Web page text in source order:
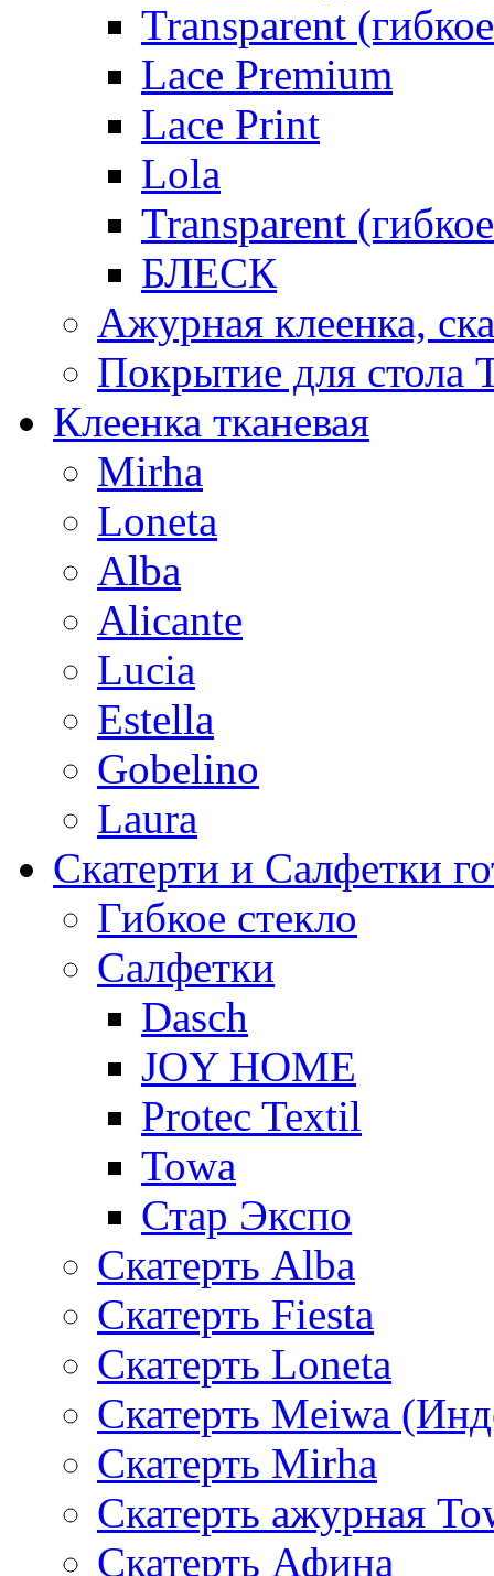
Transparent
Lace Premium
Lace Print
Lola
Transparent
БЛЕСК
Ажурная клеенка,
Покрытие для стола
Клеенка тканевая
Mirha
Loneta
Alba
Alicante
Lucia
Estella
Gobelino
Laura
Скатерти и Салфетки
Гибкое стекло
Салфетки
Dasch
JOY HOME
Protec Textil
Towa
Стар Экспо
Скатерть Alba
Скатерть Fiesta
Скатерть Loneta
Скатерть Meiwa
Скатерть Mirha
Скатерть ажурная
Скатерть Афина